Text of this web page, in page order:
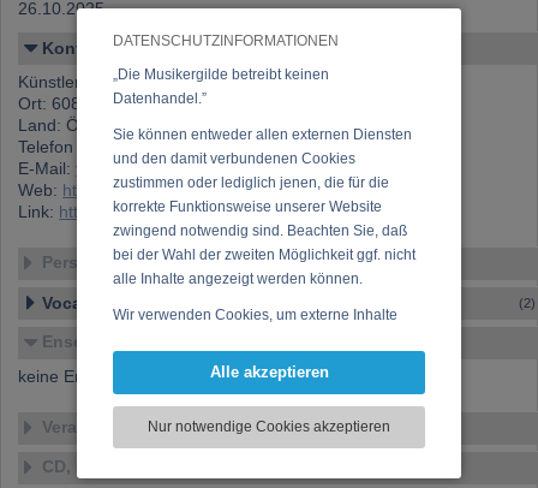
DATENSCHUTZINFORMATIONEN
„Die Musikergilde betreibt keinen
Datenhandel.”
Sie können entweder allen externen Diensten
und den damit verbundenen Cookies
zustimmen oder lediglich jenen, die für die
korrekte Funktionsweise unserer Website
zwingend notwendig sind. Beachten Sie, daß
bei der Wahl der zweiten Möglichkeit ggf. nicht
alle Inhalte angezeigt werden können.
Wir verwenden Cookies, um externe Inhalte
Funktionen für soziale Medien anbieten zu
zu analysieren. Dabei werden ggf.
Informationen zu Ihrer Verwendung unserer
soziale Medien, Werbung und Analysen
Alle akzeptieren
Nur notwendige Cookies akzeptieren
26.10.2025
Kontakt
Künstlername: Wein, Andreas
Ort: 6080 Innsbruck/Vill
Land: Österreich
Telefon 1: +43 (0)650 267 17 90
E-Mail:vino.potc@gmail.com
Web: http://www.potc-productions.com
Link: https://www.musikergilde.at/mitglied/455.htm
Personen-Details
Vocal – Instrumental – Komposition... (2)
Ensembles
keine Ensembles verfügbar
Veranstaltungen
CD, DVD, Vinyl